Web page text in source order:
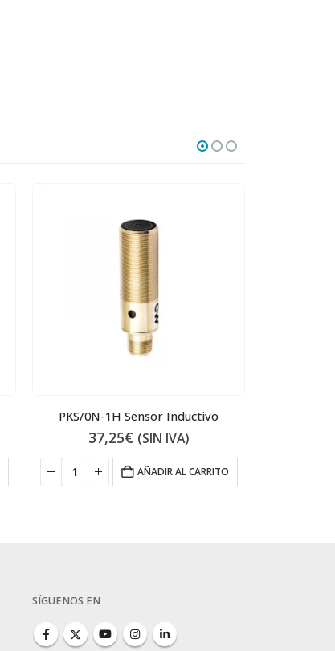
PKS/0N-1H Sensor Inductivo
37,25€ (SIN IVA)
AÑADIR AL CARRITO
SÍGUENOS EN